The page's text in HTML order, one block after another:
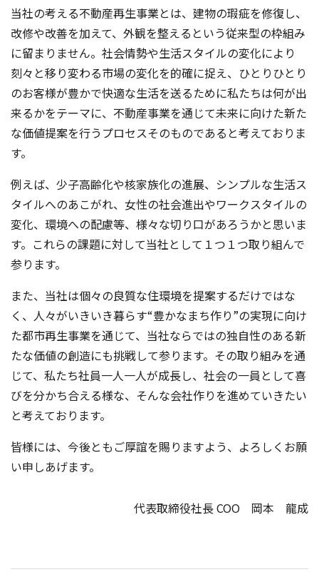
当社の考える不動産再生事業とは、建物の瑕疵を修復し、
改修や改善を加えて、外観を整えるという従来型の枠組み
に留まりません。社会情勢や生活スタイルの変化により
刻々と移り変わる市場の変化を的確に捉え、ひとりひとり
のお客様が豊かで快適な生活を送るために私たちは何が出
来るかをテーマに、不動産事業を通じて未来に向けた新た
な価値提案を行うプロセスそのものであると考えておりま
す。
例えば、少子高齢化や核家族化の進展、シンプルな生活ス
タイルへのあこがれ、女性の社会進出やワークスタイルの
変化、環境への配慮等、様々な切り口があろうかと思いま
す。これらの課題に対して当社として１つ１つ取り組んで
参ります。
また、当社は個々の良質な住環境を提案するだけではな
く、人々がいきいき暮らす“豊かなまち作り”の実現に向け
た都市再生事業を通じて、当社ならではの独自性のある新
たな価値の創造にも挑戦して参ります。その取り組みを通
じて、私たち社員一人一人が成長し、社会の一員として喜
びを分かち合える様な、そんな会社作りを進めていきたい
と考えております。
皆様には、今後ともご厚誼を賜りますよう、よろしくお願
い申しあげます。
代表取締役社長 COO 岡本 龍成